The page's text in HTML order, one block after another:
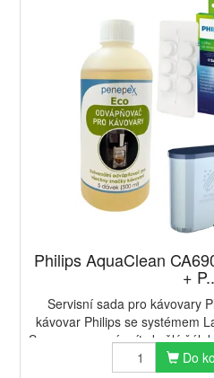
Philips AquaClean
+
Servisní sada pro kávovary
kávovar Philips se systémem
Saeco znamená mít skvělý
Tato sestavaDo